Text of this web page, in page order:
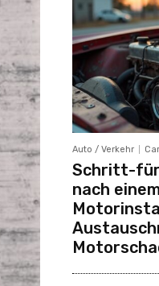
Auto / Verkehr
Schritt-
nach